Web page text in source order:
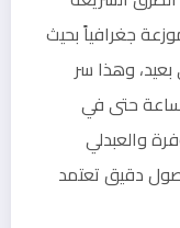
جغرافياً بحيث
وهذا سر
حتى في
والعبدلي
دقيق تعتمد